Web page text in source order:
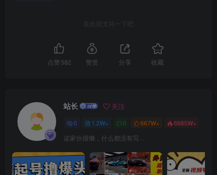
喜欢就支持一下吧
点赞 582 赞赏 分享 收藏
站长 关注
0 1.2W+ 0 667W+ 6685W+
这家伙很懒，什么都没有写...